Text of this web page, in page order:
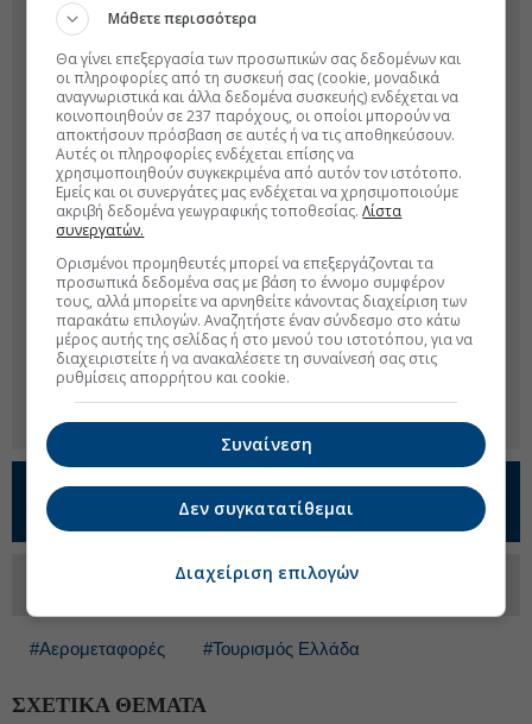
Προσθέστε τοEuro2day.grστοGoogle
Discover!
Ακολουθήστε τη σελίδα του
#Αερομεταφορές #Τουρισμός Ελλάδα
ΣΧΕΤΙΚΑ ΘΕΜΑΤΑ
Μάθετε περισσότερα
Θα γίνει επεξεργασία των προσωπικών σας δεδομένων και
οι πληροφορίες από τη συσκευή σας (cookie, μοναδικά
αναγνωριστικά και άλλα δεδομένα συσκευής) ενδέχεται να
κοινοποιηθούν σε 237 παρόχους, οι οποίοι μπορούν να
αποκτήσουν πρόσβαση σε αυτές ή να τις αποθηκεύσουν.
Αυτές οι πληροφορίες ενδέχεται επίσης να
χρησιμοποιηθούν συγκεκριμένα από αυτόν τον ιστότοπο.
Εμείς και οι συνεργάτες μας ενδέχεται να χρησιμοποιούμε
ακριβή δεδομένα γεωγραφικής τοποθεσίας.Λίστα
συνεργατών.
Ορισμένοι προμηθευτές μπορεί να επεξεργάζονται τα
προσωπικά δεδομένα σας με βάση το έννομο συμφέρον
τους, αλλά μπορείτε να αρνηθείτε κάνοντας διαχείριση των
παρακάτω επιλογών. Αναζητήστε έναν σύνδεσμο στο κάτω
μέρος αυτής της σελίδας ή στο μενού του ιστοτόπου, για να
διαχειριστείτε ή να ανακαλέσετε τη συναίνεσή σας στις
ρυθμίσεις απορρήτου και cookie.
Συναίνεση
Δεν συγκατατίθεμαι
Διαχείριση επιλογών